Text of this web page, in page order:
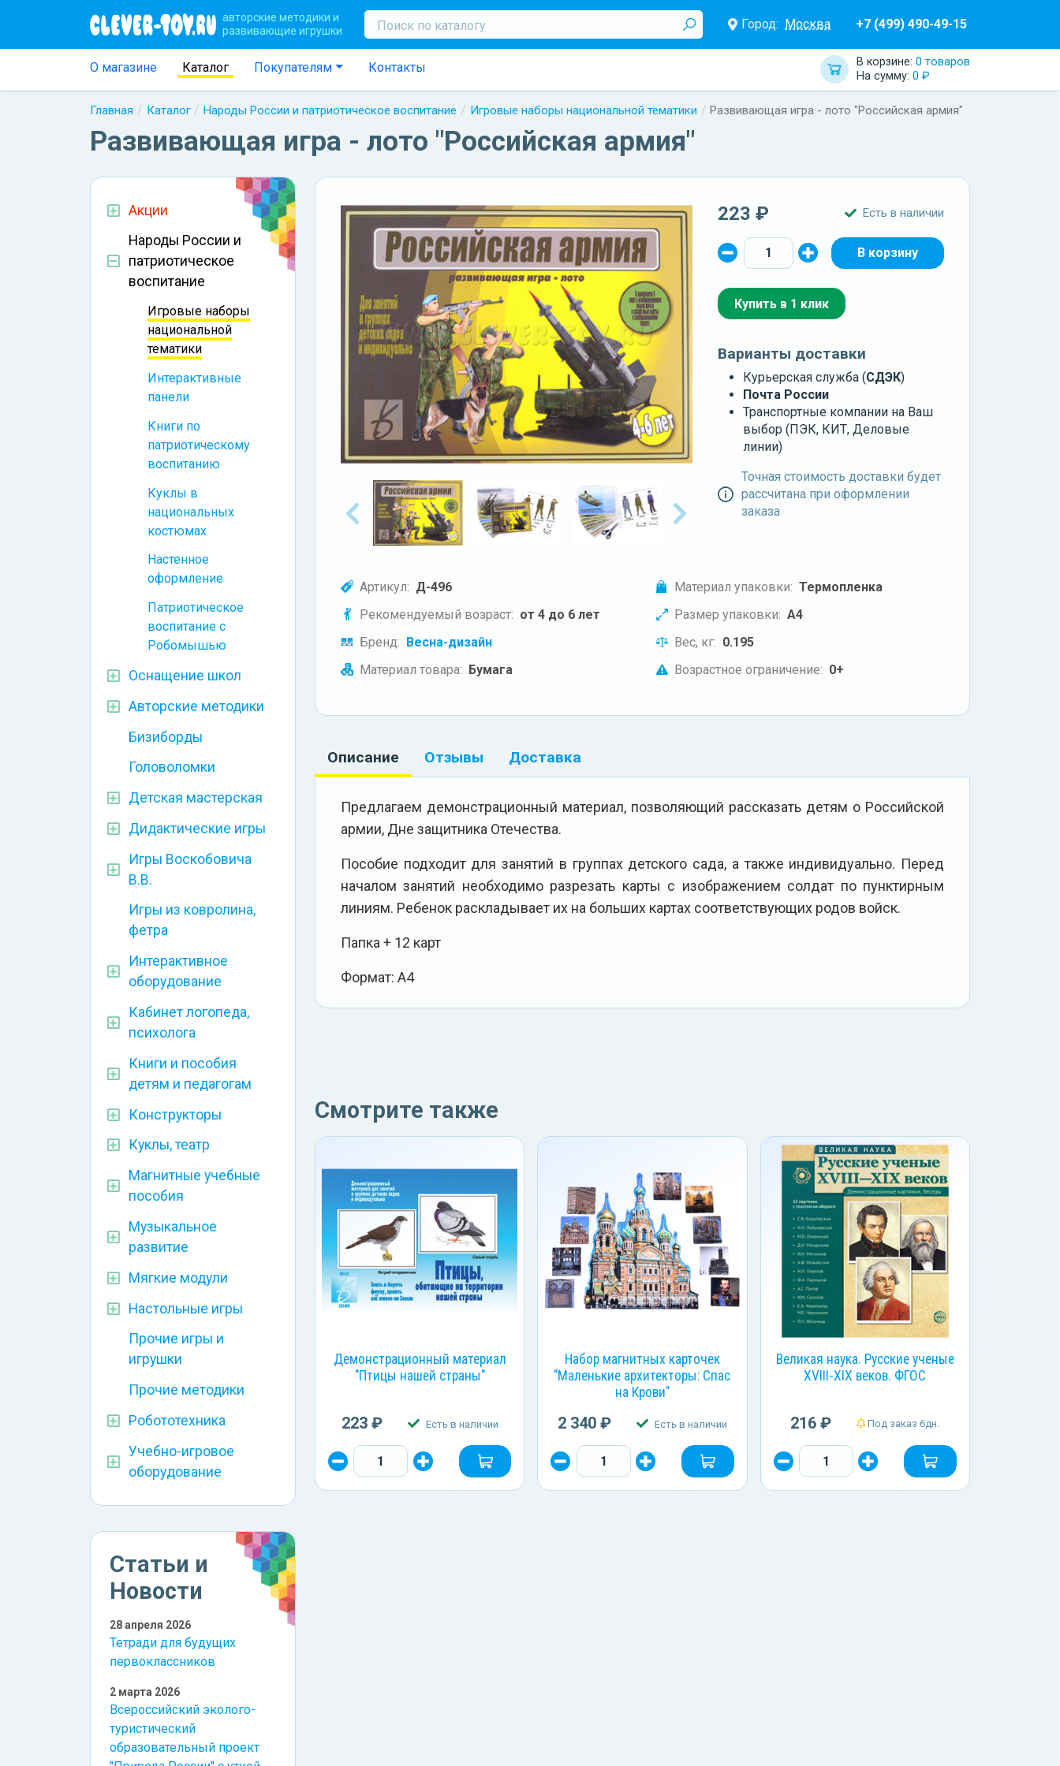
авторские методики и
развивающие игрушки
Город: Москва +7 (499) 490-49-15
О магазине Каталог Покупателям Контакты В корзине: 0 товаров
На сумму: 0 ₽
Главная Каталог Народы России и патриотическое воспитание Игровые наборы национальной тематики Развивающая игра - лото "Российская армия"
Развивающая игра - лото "Российская армия"
Акции
Народы России и
патриотическое
воспитание
Игровые наборы
национальной
тематики
Интерактивные
панели
Книги по
патриотическому
воспитанию
Куклы в
национальных
костюмах
Настенное
оформление
Патриотическое
воспитание с
Робомышью
Оснащение школ
Авторские методики
Бизиборды
Головоломки
Детская мастерская
Дидактические игры
Игры Воскобовича
В.В.
Игры из ковролина,
фетра
Интерактивное
оборудование
Кабинет логопеда,
психолога
Книги и пособия
детям и педагогам
Конструкторы
Куклы, театр
Магнитные учебные
пособия
Музыкальное
развитие
Мягкие модули
Настольные игры
Прочие игры и
игрушки
Прочие методики
Робототехника
Учебно-игровое
оборудование
Статьи и
Новости
28 апреля 2026
Тетради для будущих
первоклассников
2 марта 2026
Всероссийский эколого-
туристический
образовательный проект
223 ₽ Есть в наличии
Купить в 1 клик
Варианты доставки
Курьерская служба (СДЭК)
Почта России
Транспортные компании на Ваш
выбор (ПЭК, КИТ, Деловые
линии)
Точная стоимость доставки будет
рассчитана при оформлении
заказа
Артикул: Д-496
Рекомендуемый возраст: от 4 до 6 лет
Бренд: Весна-дизайн
Материал товара: Бумага
Материал упаковки: Термопленка
Размер упаковки: А4
Вес, кг: 0.195
Возрастное ограничение: 0+
Описание Отзывы Доставка
Предлагаем демонстрационный материал, позволяющий рассказать детям о Российской
армии, Дне защитника Отечества.
Пособие подходит для занятий в группах детского сада, а также индивидуально. Перед
началом занятий необходимо разрезать карты с изображением солдат по пунктирным
линиям. Ребенок раскладывает их на больших картах соответствующих родов войск.
Папка + 12 карт
Формат: А4
Смотрите также
Демонстрационный материал
"Птицы нашей страны"
223 ₽ Есть в наличии
Набор магнитных карточек
"Маленькие архитекторы: Спас
на Крови"
2 340 ₽ Есть в наличии
Великая наука. Русские ученые
XVIII-XIX веков. ФГОС
216 ₽ Под заказ 6дн.